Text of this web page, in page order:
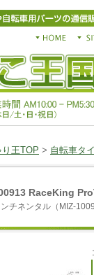
り王TOP > 自転車タ
RaceKing
ンチネンタル（MIZ-